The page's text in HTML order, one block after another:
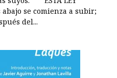
se comienza a subir;
del...